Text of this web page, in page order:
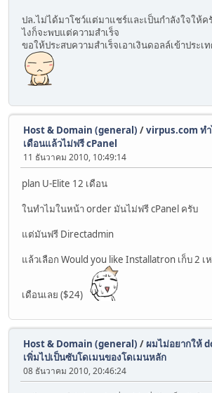
ปล.ไม่ได้มาโชว์แต่มาแชร์และเป็นกำลังใจให้ค
ไงก็จะพบแต่ความสำเร็จ
ขอให้ประสบความสำเร็จเอาเงินดอลล์เข้าประเ
Host & Domain (general) /virpus.com ท
เดือนแล้วไม่ฟรี cPanel
11 ธันวาคม 2010, 10:49:14
plan U-Elite 12 เดือน
ในทำไมในหน้า order มันไม่ฟรี cPanel ครับ
แต่มันฟรี Directadmin
แล้วเลือก Would you like Installatron เก็บ 2
เดือนเลย ($24)
Host & Domain (general) /ผมไม่อยากให้
เพิ่มไปเป็นซับโดเมนของโดเมนหลัก
08 ธันวาคม 2010, 20:46:24